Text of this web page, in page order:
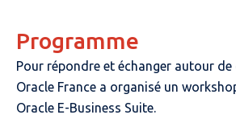
Programme
Pour répondre et échanger autour
Oracle France a organisé un
Oracle E-Business Suite.